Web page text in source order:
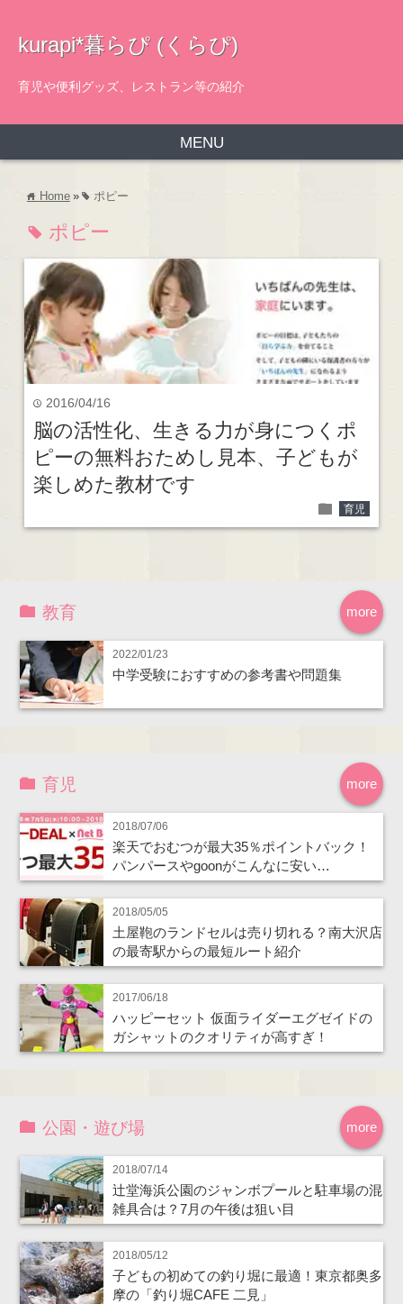
kurapi*暮らぴ (くらぴ)
育児や便利グッズ、レストラン等の紹介
MENU
home Home » tag ポピー
tag ポピー
time 2016/04/16
脳の活性化、生きる力が身につくポ
ピーの無料おためし見本、子どもが
楽しめた教材です
folder 育児
more
教育
2022/01/23
中学受験におすすめの参考書や問題集
more
育児
2018/07/06
楽天でおむつが最大35％ポイントバック！
パンパースやgoonがこんなに安い…
2018/05/05
土屋鞄のランドセルは売り切れる？南大沢店
の最寄駅からの最短ルート紹介
2017/06/18
ハッピーセット 仮面ライダーエグゼイドの
ガシャットのクオリティが高すぎ！
more
公園・遊び場
2018/07/14
辻堂海浜公園のジャンボプールと駐車場の混
雑具合は？7月の午後は狙い目
2018/05/12
子どもの初めての釣り堀に最適！東京都奥多
摩の「釣り堀CAFE 二見」